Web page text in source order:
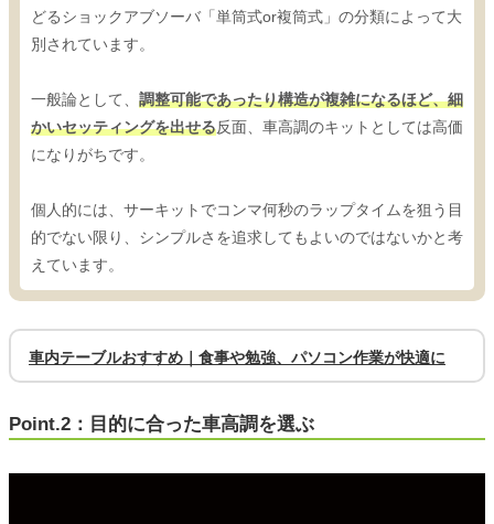
どるショックアブソーバ「単筒式or複筒式」の分類によって大
別されています。
一般論として、 調整可能であったり構造が複雑になるほど、細
かいセッティングを出せる反面、車高調のキットとしては高価
になりがちです。
個人的には、サーキットでコンマ何秒のラップタイムを狙う目
的でない限り、シンプルさを追求してもよいのではないかと考
えています。
車内テーブルおすすめ｜食事や勉強、パソコン作業が快適に
Point.2：目的に合った車高調を選ぶ